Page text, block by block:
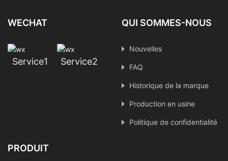
WECHAT
Service1 Service2
QUI SOMMES-NOUS
Nouvelles
FAQ
Historique de la marque
Production en usine
Politique de confidentialité
PRODUIT